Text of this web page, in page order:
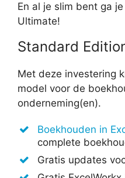
En al je slim bent ga
Ultimate!
Standard
Met deze investering
model voor de
onderneming(en).
Boekhouden in
complete
Gratis updates